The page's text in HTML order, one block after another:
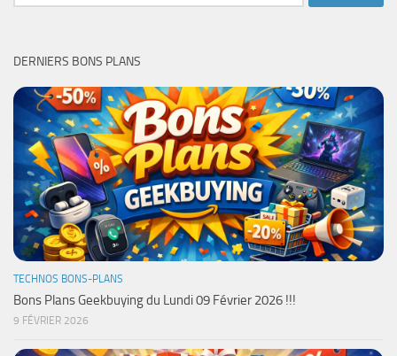
DERNIERS BONS PLANS
TECHNOS BONS-PLANS
Bons Plans Geekbuying du Lundi 09 Février 2026 !!!
9 FÉVRIER 2026